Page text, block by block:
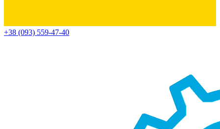
+38 (093) 559-47-40